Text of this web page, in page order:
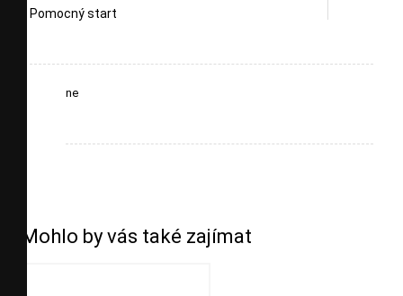
Pomocný start
ne
Mohlo by vás také zajímat